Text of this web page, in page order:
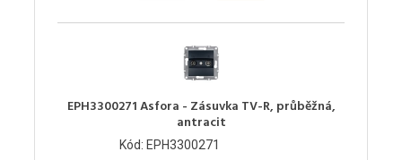
EPH3300271 Asfora - Zásuvka TV-R, průběžná,
antracit
Kód: EPH3300271